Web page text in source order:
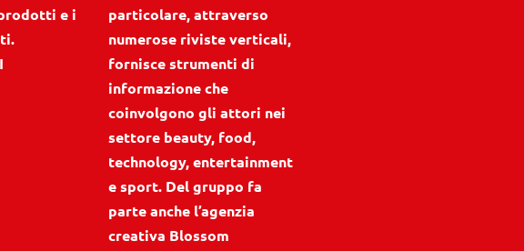
e i
particolare, attraverso
numerose riviste verticali,
fornisce strumenti di
informazione che
coinvolgono gli attori nei
settore beauty, food,
technology, entertainment
e sport. Del gruppo fa
parte anche l’agenzia
creativa Blossom